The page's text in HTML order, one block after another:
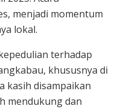
menjadi momentum
lokal.
terhadap
khususnya di
kasih disampaikan
mendukung dan